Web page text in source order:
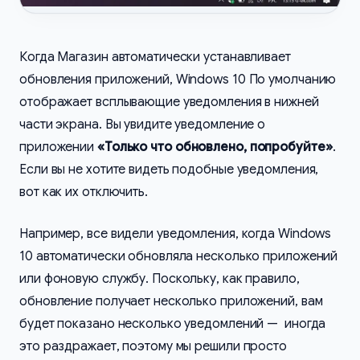
Когда Магазин автоматически устанавливает
обновления приложений, Windows 10 По умолчанию
отображает всплывающие уведомления в нижней
части экрана. Вы увидите уведомление о
приложении «Только что обновлено, попробуйте».
Если вы не хотите видеть подобные уведомления,
вот как их отключить.
Например, все видели уведомления, когда Windows
10 автоматически обновляла несколько приложений
или фоновую службу. Поскольку, как правило,
обновление получает несколько приложений, вам
будет показано несколько уведомлений — иногда
это раздражает, поэтому мы решили просто